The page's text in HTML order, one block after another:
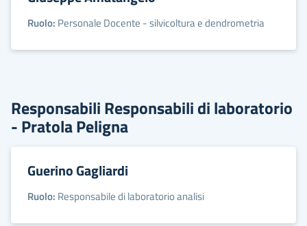
Ruolo: Personale Docente - silvicoltura e dendrometria
Responsabili Responsabili di laboratorio
- Pratola Peligna
Guerino Gagliardi
Ruolo: Responsabile di laboratorio analisi